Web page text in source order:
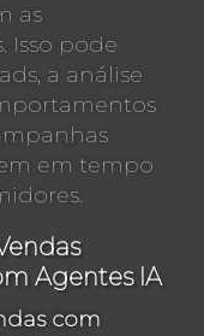
as
Isso pode
a análise
em tempo
Agentes IA
com